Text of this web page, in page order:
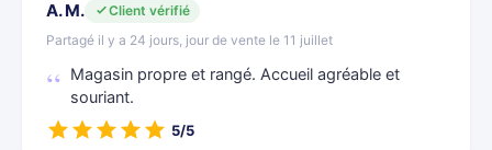
A. M.
Client vérifié
Partagé il y a 24 jours, jour de vente le 11 juillet
Magasin propre et rangé. Accueil agréable et
souriant.
5/5